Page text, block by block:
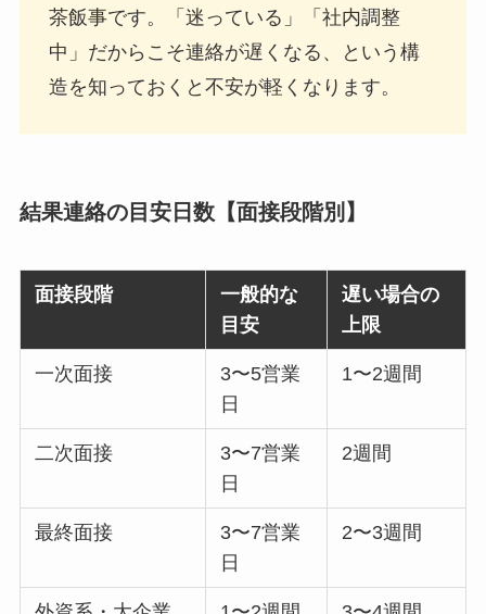
茶飯事です。「迷っている」「社内調整
中」だからこそ連絡が遅くなる、という構
造を知っておくと不安が軽くなります。
結果連絡の目安日数【面接段階別】
面接段階
一般的な
目安
遅い場合の
上限
一次面接
3〜5営業
日
1〜2週間
二次面接
3〜7営業
日
2週間
最終面接
3〜7営業
日
2〜3週間